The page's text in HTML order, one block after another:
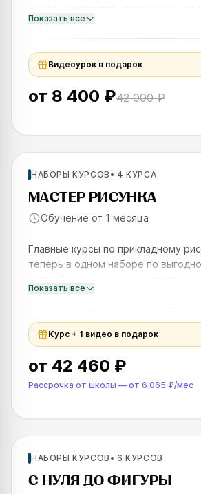
хочет чувствовать творческую
набросках. На курсе вы узнаете,
Показать все
Видеоурок в подарок
от 8 400 ₽42 000 ₽
SKILLS UP
НАБОРЫ КУРСОВ • 4 КУРСА
МАСТЕР РИСУНКА
Обучение от 1 месяца
Главные курсы по прикладному
теперь в одном наборе по
творческую профессию. Курс
Показать все
Курс + 1 видео в подарок
от 42 460 ₽
Рассрочка от школы — от 6 065 ₽/мес
SKILLS UP
НАБОРЫ КУРСОВ •6 КУРСОВ
С НУЛЯ ДО ФИГУРЫ